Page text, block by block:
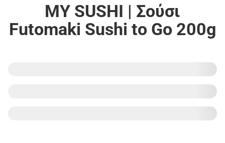
MY SUSHI | Σούσι
Futomaki Sushi to Go 200g